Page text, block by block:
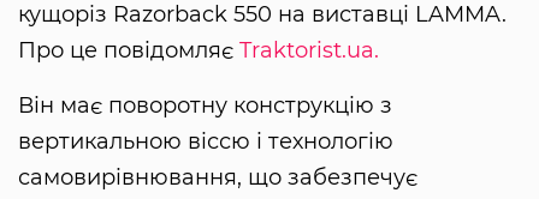
кущоріз Razorback 550 на виставці LAMMA.
Про це повідомляє Traktorist.ua.
Він має поворотну конструкцію з
вертикальною віссю і технологію
самовирівнювання, що забезпечує